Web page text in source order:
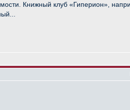
Книжный клуб «Гиперион»,